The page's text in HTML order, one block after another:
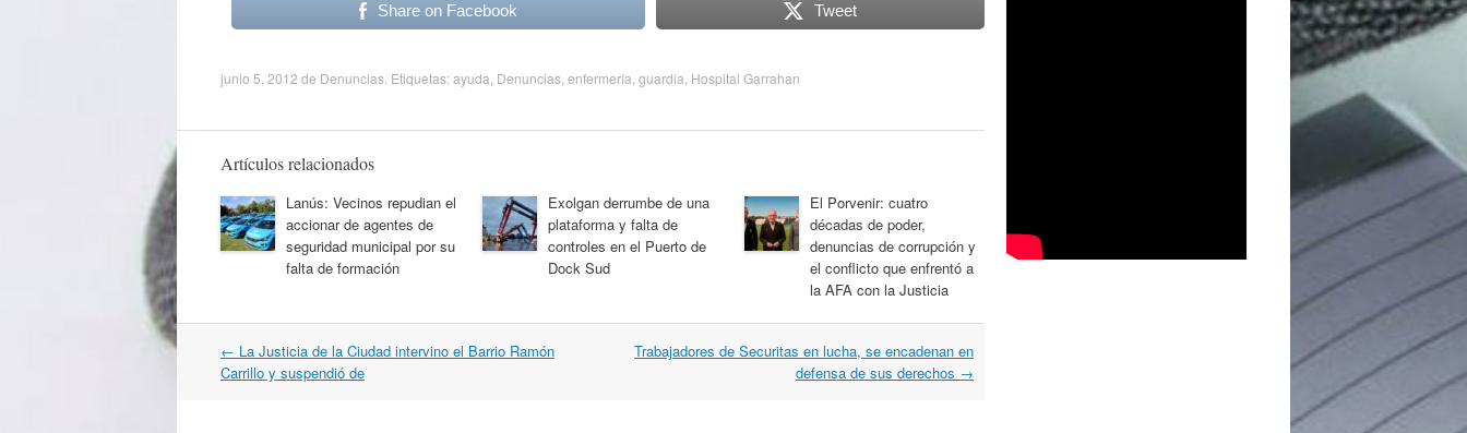
Share on Facebook Tweet
junio 5, 2012 de Denuncias . Etiquetas:ayuda Denuncias enfermería guardia Hospital Garrahan
Artículos relacionados
Lanús: Vecinos repudian el
accionar de agentes de
seguridad municipal por su
falta de formación
Exolgan derrumbe de una
plataforma y falta de
controles en el Puerto de
Dock Sud
El Porvenir: cuatro
décadas de poder,
denuncias de corrupción y
el conflicto que enfrentó a
la AFA con la Justicia
Navegación
por
← La Justicia de la Ciudad intervino el Barrio Ramón
Carrillo y suspendió de
Trabajadores de Securitas en lucha, se encadenan en
defensa de sus derechos →